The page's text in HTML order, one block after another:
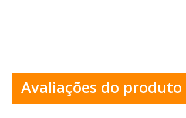
Avaliações do produto